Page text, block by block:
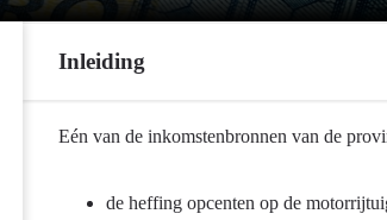
Inleiding
TerugEén van de inkomstenbronnen van de
de heffing opcenten op de